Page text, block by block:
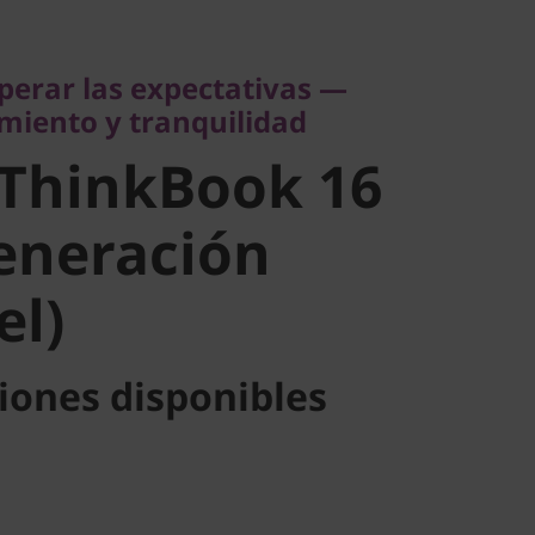
las expectativas —
y tranquilidad
16
disponibles